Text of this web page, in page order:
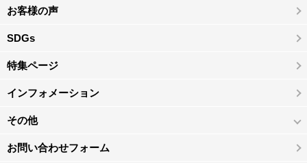
お客様の声
SDGs
特集ページ
インフォメーション
その他
お問い合わせフォーム